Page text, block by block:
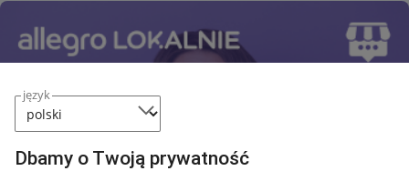
język
Dbamy o Twoją prywatność